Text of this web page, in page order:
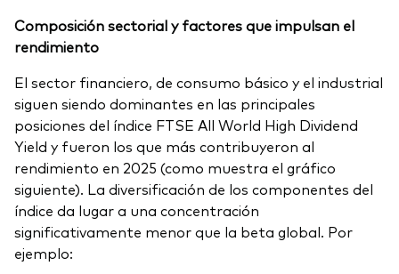
Composición sectorial y factores que impulsan el
rendimiento
El sector financiero, de consumo básico y el industrial
siguen siendo dominantes en las principales
posiciones del índice FTSE All World High Dividend
Yield y fueron los que más contribuyeron al
rendimiento en 2025 (como muestra el gráfico
siguiente). La diversificación de los componentes del
índice da lugar a una concentración
significativamente menor que la beta global. Por
ejemplo: